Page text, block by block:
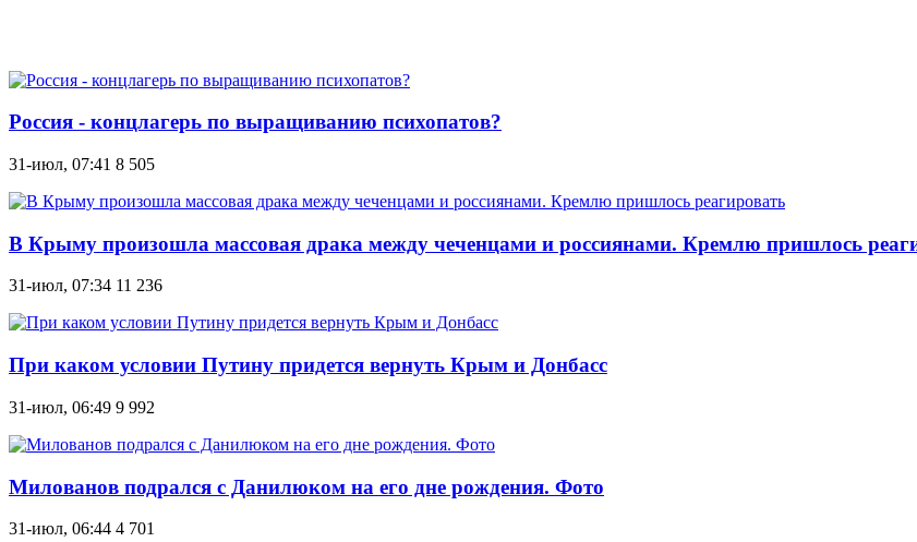
Россия - концлагерь по выращиванию психопатов?
31-июл, 07:41 8 505
В Крыму произошла массовая драка между чеченцами и россиянами. Кремлю пришлось
31-июл, 07:34 11 236
При каком условии Путину придется вернуть Крым и Донбасс
31-июл, 06:49 9 992
Милованов подрался с Данилюком на его дне рождения. Фото
31-июл, 06:44 4 701